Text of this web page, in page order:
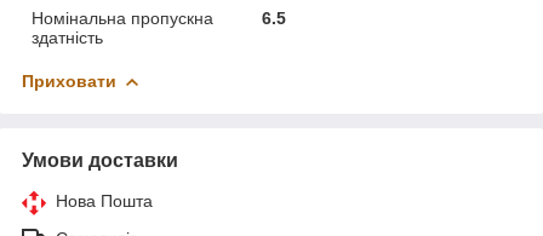
Номінальна пропускна
здатність
6.5
Приховати
Умови доставки
Нова Пошта